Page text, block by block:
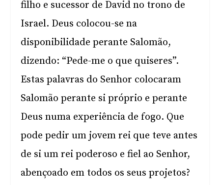
filho e sucessor de David no trono de
Israel. Deus colocou-se na
disponibilidade perante Salomão,
dizendo: “Pede-me o que quiseres”.
Estas palavras do Senhor colocaram
Salomão perante si próprio e perante
Deus numa experiência de fogo. Que
pode pedir um jovem rei que teve antes
de si um rei poderoso e fiel ao Senhor,
abençoado em todos os seus projetos?